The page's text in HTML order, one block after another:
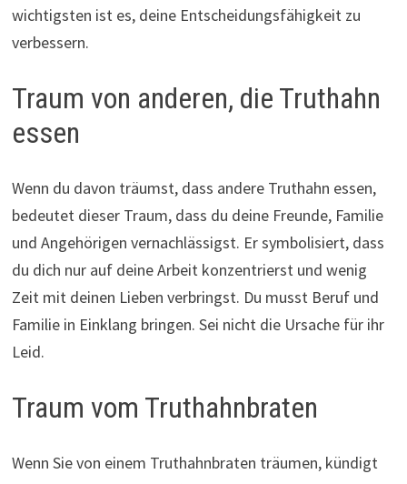
wichtigsten ist es, deine Entscheidungsfähigkeit zu
verbessern.
Traum von anderen, die Truthahn
essen
Wenn du davon träumst, dass andere Truthahn essen,
bedeutet dieser Traum, dass du deine Freunde, Familie
und Angehörigen vernachlässigst. Er symbolisiert, dass
du dich nur auf deine Arbeit konzentrierst und wenig
Zeit mit deinen Lieben verbringst. Du musst Beruf und
Familie in Einklang bringen. Sei nicht die Ursache für ihr
Leid.
Traum vom Truthahnbraten
Wenn Sie von einem Truthahnbraten träumen, kündigt